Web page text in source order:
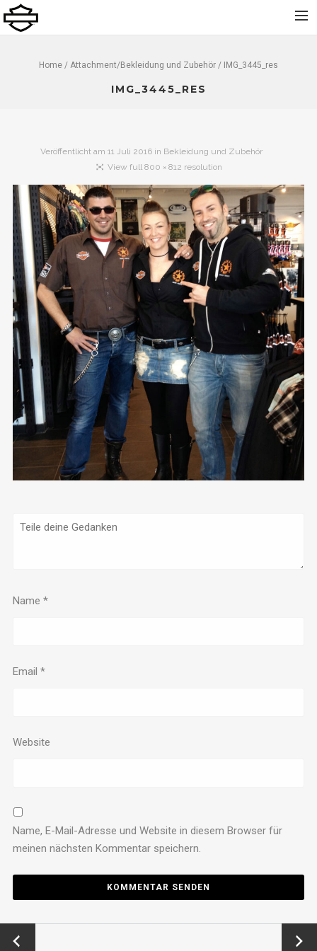
Vermietung
Service
Bekleidung und Zubehör
Kontakt
Dolomiti Chapter
Finance
Home / Attachment/Bekleidung und Zubehör / IMG_3445_res
IMG_3445_RES
Veröffentlicht am 11 Juli 2016 in Bekleidung und Zubehör
View full 800 × 812 resolution
Name *
Email *
Website
Name, E-Mail-Adresse und Website in diesem Browser für
meinen nächsten Kommentar speichern.
←
Vor →